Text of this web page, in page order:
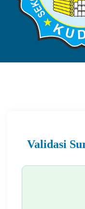
Validasi SKL
Validasi